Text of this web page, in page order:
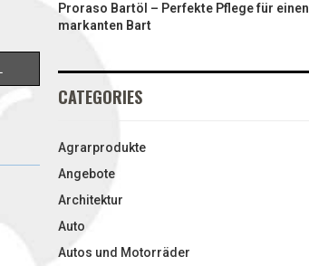
Proraso Bartöl – Perfekte Pflege für einen
markanten Bart
CATEGORIES
Agrarprodukte
Angebote
Architektur
Auto
Autos und Motorräder